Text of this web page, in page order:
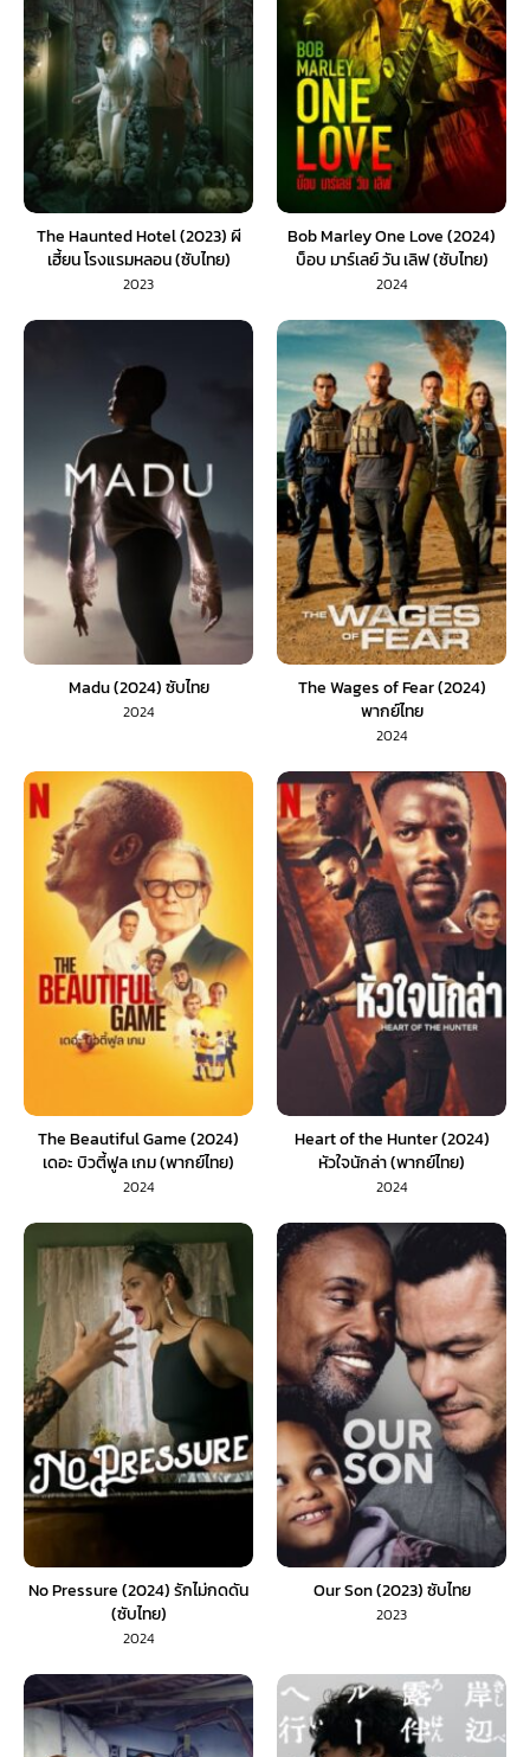
The Haunted Hotel (2023) ผี
เฮี้ยน โรงแรมหลอน (ซับไทย)
2023
Bob Marley One Love (2024)
บ็อบ มาร์เลย์ วัน เลิฟ (ซับไทย)
2024
Madu (2024) ซับไทย
2024
The Wages of Fear (2024)
พากย์ไทย
2024
The Beautiful Game (2024)
เดอะ บิวตี้ฟูล เกม (พากย์ไทย)
2024
Heart of the Hunter (2024)
หัวใจนักล่า (พากย์ไทย)
2024
No Pressure (2024) รักไม่กดดัน
(ซับไทย)
2024
Our Son (2023) ซับไทย
2023